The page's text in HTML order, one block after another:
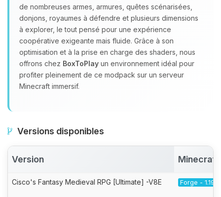
de nombreuses armes, armures, quêtes scénarisées,
donjons, royaumes à défendre et plusieurs dimensions
à explorer, le tout pensé pour une expérience
coopérative exigeante mais fluide. Grâce à son
optimisation et à la prise en charge des shaders, nous
offrons chez BoxToPlay un environnement idéal pour
profiter pleinement de ce modpack sur un serveur
Minecraft immersif.
Versions disponibles
Version Minecraft
Cisco's Fantasy Medieval RPG [Ultimate] -V8E Forge - 1.19.2